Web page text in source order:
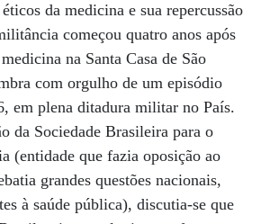
da medicina e sua repercussão
começou quatro anos após
na Santa Casa de São
com orgulho de um episódio
em plena ditadura militar no País.
da Sociedade Brasileira para o
(entidade que fazia oposição ao
grandes questões nacionais,
à saúde pública), discutia-se que